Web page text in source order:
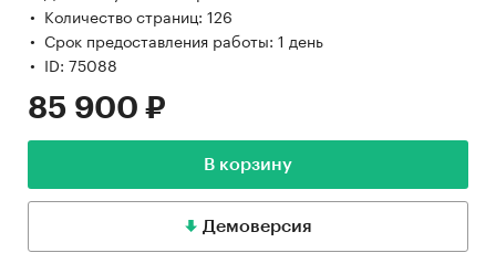
Количество страниц: 126
Срок предоставления работы: 1 день
ID: 75088
85 900 ₽
В корзину
Демоверсия